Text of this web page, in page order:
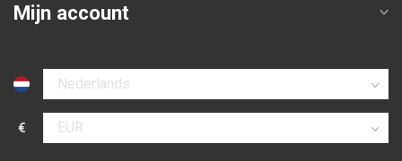
Mijn account
Selecteer taal
€
Selecteer valuta